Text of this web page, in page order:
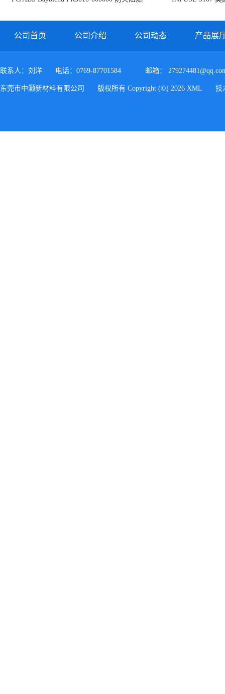
公司首页 公司介绍 公司动态 产品展
联系人：刘洋 电话：0769-87701584 邮箱：
东莞市中灏新材料有限公司 版权所有 Copyright (©) 2026 XML 技